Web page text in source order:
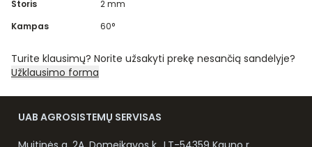
Storis
2 mm
Kampas
60°
Turite klausimų? Norite užsakyti prekę nesančią sandėlyje?
Užklausimo forma
UAB AGROSISTEMŲ SERVISAS